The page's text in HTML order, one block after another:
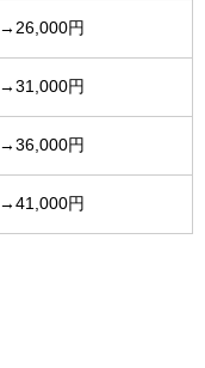
→26,000円
→31,000円
→36,000円
→41,000円